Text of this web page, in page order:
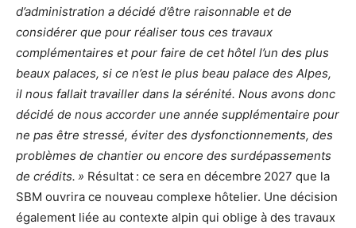
d’administration a décidé d’être raisonnable et de
considérer que pour réaliser tous ces travaux
complémentaires et pour faire de cet hôtel l’un des plus
beaux palaces, si ce n’est le plus beau palace des Alpes,
il nous fallait travailler dans la sérénité. Nous avons donc
décidé de nous accorder une année supplémentaire pour
ne pas être stressé, éviter des dysfonctionnements, des
problèmes de chantier ou encore des surdépassements
de crédits. » Résultat : ce sera en décembre 2027 que la
SBM ouvrira ce nouveau complexe hôtelier. Une décision
également liée au contexte alpin qui oblige à des travaux